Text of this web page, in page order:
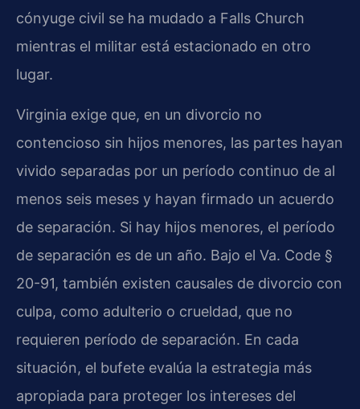
cónyuge civil se ha mudado a Falls Church
mientras el militar está estacionado en otro
lugar.
Virginia exige que, en un divorcio no
contencioso sin hijos menores, las partes hayan
vivido separadas por un período continuo de al
menos seis meses y hayan firmado un acuerdo
de separación. Si hay hijos menores, el período
de separación es de un año. Bajo el Va. Code §
20-91, también existen causales de divorcio con
culpa, como adulterio o crueldad, que no
requieren período de separación. En cada
situación, el bufete evalúa la estrategia más
apropiada para proteger los intereses del